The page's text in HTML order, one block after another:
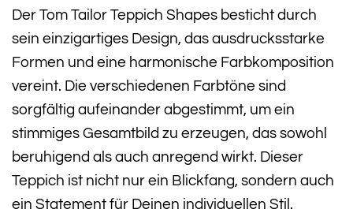
Der Tom Tailor Teppich Shapes besticht durch
sein einzigartiges Design, das ausdrucksstarke
Formen und eine harmonische Farbkomposition
vereint. Die verschiedenen Farbtöne sind
sorgfältig aufeinander abgestimmt, um ein
stimmiges Gesamtbild zu erzeugen, das sowohl
beruhigend als auch anregend wirkt. Dieser
Teppich ist nicht nur ein Blickfang, sondern auch
ein Statement für Deinen individuellen Stil.